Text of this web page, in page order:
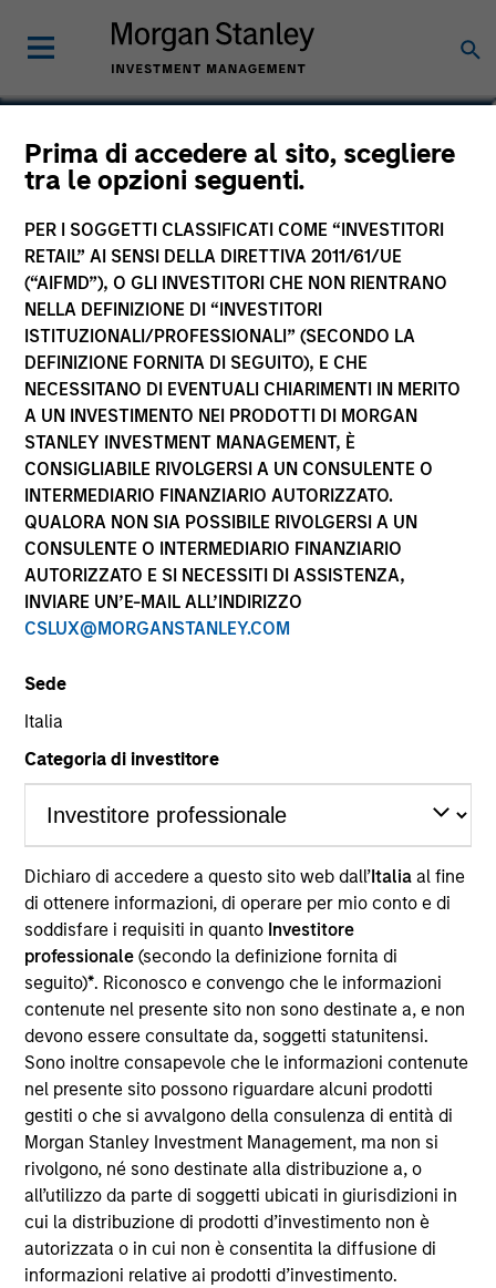
Prima di accedere al sito, scegliere
tra le opzioni seguenti.
PER I SOGGETTI CLASSIFICATI COME “INVESTITORI
RETAIL” AI SENSI DELLA DIRETTIVA 2011/61/UE
(“AIFMD”), O GLI INVESTITORI CHE NON RIENTRANO
NELLA DEFINIZIONE DI “INVESTITORI
ISTITUZIONALI/PROFESSIONALI” (SECONDO LA
DEFINIZIONE FORNITA DI SEGUITO), E CHE
NECESSITANO DI EVENTUALI CHIARIMENTI IN MERITO
A UN INVESTIMENTO NEI PRODOTTI DI MORGAN
STANLEY INVESTMENT MANAGEMENT, È
CONSIGLIABILE RIVOLGERSI A UN CONSULENTE O
INTERMEDIARIO FINANZIARIO AUTORIZZATO.
QUALORA NON SIA POSSIBILE RIVOLGERSI A UN
CONSULENTE O INTERMEDIARIO FINANZIARIO
AUTORIZZATO E SI NECESSITI DI ASSISTENZA,
INVIARE UN’E-MAIL ALL’INDIRIZZO
CSLUX@MORGANSTANLEY.COM
Sede
Italia
Categoria di investitore
Dichiaro di accedere a questo sito web dall’Italia al fine
di ottenere informazioni, di operare per mio conto e di
soddisfare i requisiti in quanto Investitore
professionale(secondo la definizione fornita di
seguito)*. Riconosco e convengo che le informazioni
contenute nel presente sito non sono destinate a, e non
devono essere consultate da, soggetti statunitensi.
Sono inoltre consapevole che le informazioni contenute
nel presente sito possono riguardare alcuni prodotti
gestiti o che si avvalgono della consulenza di entità di
Morgan Stanley Investment Management, ma non si
rivolgono, né sono destinate alla distribuzione a, o
all’utilizzo da parte di soggetti ubicati in giurisdizioni in
cui la distribuzione di prodotti d’investimento non è
autorizzata o in cui non è consentita la diffusione di
informazioni relative ai prodotti d’investimento.
Brian Herscovici, CFA
Chief Operating Officer, Investments
YEARS OF INDUSTRY EXPERIENCE
26 Years
Parametric
Brian is responsible for implementing strategic
objectives into daily operations across portfolio
management and trading. He brings 25 years of
experience across a range of institutions, including
pension funds, insurance companies, and wealth
management. He held a variety of positions for
these companies overseeing portfolio
management, investment operations, and strategic
transactions. Prior to joining Parametric in 2022, he
was the senior investment officer at USAA,
responsible for oversight, governance, and
performance of institutional investment portfolios.